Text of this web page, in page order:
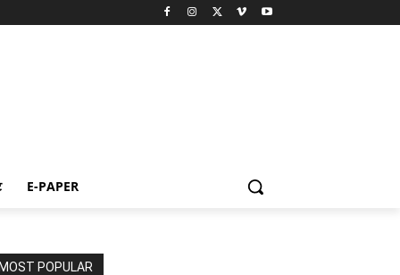
E-PAPER
MOST POPULAR